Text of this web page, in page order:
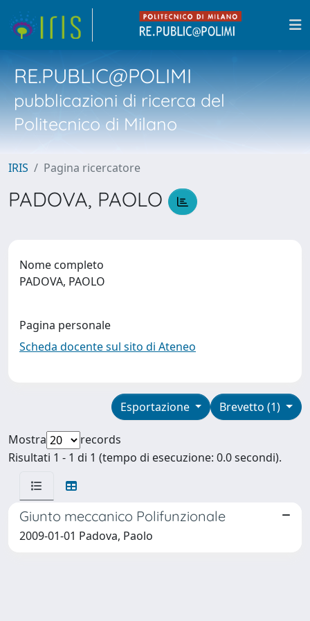
RE.PUBLIC@POLIMI
pubblicazioni di ricerca del
Politecnico di Milano
IRIS Pagina ricercatore
PADOVA, PAOLO
Nome completo
PADOVA, PAOLO
Pagina personale
Scheda docente sul sito di Ateneo
Brevetto (1)
Esportazione
Mostra
records
Risultati 1 - 1 di 1 (tempo di esecuzione: 0.0 secondi).
Giunto meccanico Polifunzionale
2009-01-01 Padova, Paolo